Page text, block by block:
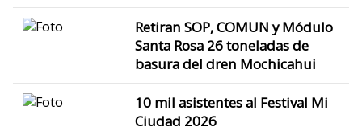
Retiran SOP, COMUN y Módulo
Santa Rosa 26 toneladas de
basura del dren Mochicahui
10 mil asistentes al Festival Mi
Ciudad 2026